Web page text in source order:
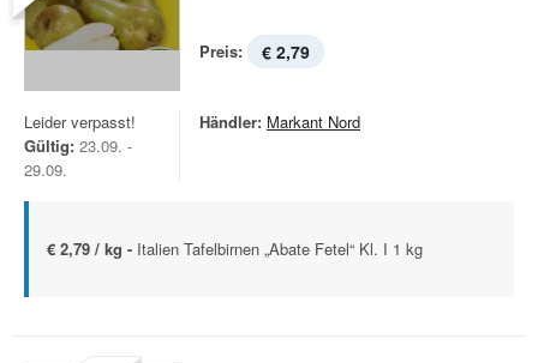
Preis: € 2,79
Leider verpasst!
Gültig: 23.09. -
29.09.
Händler: Markant Nord
€ 2,79 / kg - Italien Tafelbirnen „Abate Fetel“ Kl. I 1 kg